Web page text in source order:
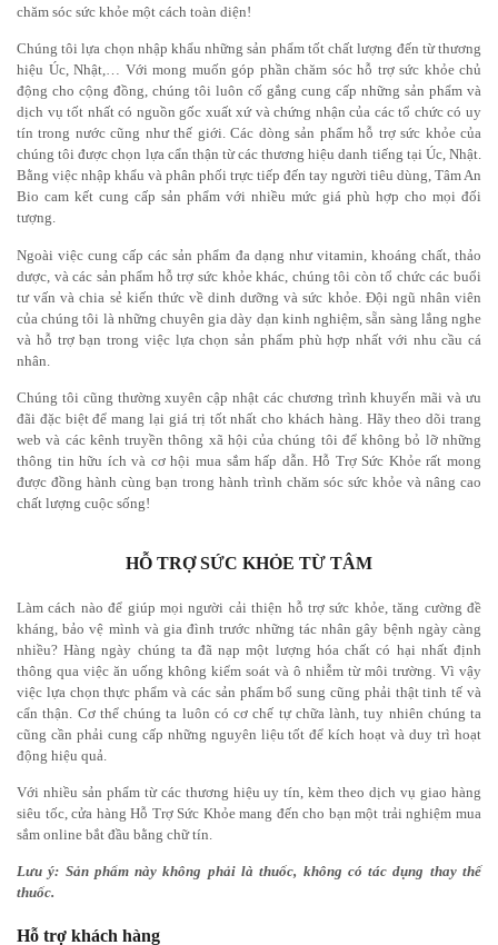
chăm sóc sức khỏe một cách toàn diện!
Chúng tôi lựa chọn nhập khẩu những sản phẩm tốt chất lượng đến từ thương
hiệu Úc, Nhật,… Với mong muốn góp phần chăm sóc hỗ trợ sức khỏe chủ
động cho cộng đồng, chúng tôi luôn cố gắng cung cấp những sản phẩm và
dịch vụ tốt nhất có nguồn gốc xuất xứ và chứng nhận của các tổ chức có uy
tín trong nước cũng như thế giới. Các dòng sản phẩm hỗ trợ sức khỏe của
chúng tôi được chọn lựa cẩn thận từ các thương hiệu danh tiếng tại Úc, Nhật.
Bằng việc nhập khẩu và phân phối trực tiếp đến tay người tiêu dùng, Tâm An
Bio cam kết cung cấp sản phẩm với nhiều mức giá phù hợp cho mọi đối
tượng.
Ngoài việc cung cấp các sản phẩm đa dạng như vitamin, khoáng chất, thảo
dược, và các sản phẩm hỗ trợ sức khỏe khác, chúng tôi còn tổ chức các buổi
tư vấn và chia sẻ kiến thức về dinh dưỡng và sức khỏe. Đội ngũ nhân viên
của chúng tôi là những chuyên gia dày dạn kinh nghiệm, sẵn sàng lắng nghe
và hỗ trợ bạn trong việc lựa chọn sản phẩm phù hợp nhất với nhu cầu cá
nhân.
Chúng tôi cũng thường xuyên cập nhật các chương trình khuyến mãi và ưu
đãi đặc biệt để mang lại giá trị tốt nhất cho khách hàng. Hãy theo dõi trang
web và các kênh truyền thông xã hội của chúng tôi để không bỏ lỡ những
thông tin hữu ích và cơ hội mua sắm hấp dẫn. Hỗ Trợ Sức Khỏe rất mong
được đồng hành cùng bạn trong hành trình chăm sóc sức khỏe và nâng cao
chất lượng cuộc sống!
HỖ TRỢ SỨC KHỎE TỪ TÂM
Làm cách nào để giúp mọi người cải thiện hỗ trợ sức khỏe, tăng cường đề
kháng, bảo vệ mình và gia đình trước những tác nhân gây bệnh ngày càng
nhiều? Hàng ngày chúng ta đã nạp một lượng hóa chất có hại nhất định
thông qua việc ăn uống không kiểm soát và ô nhiễm từ môi trường. Vì vậy
việc lựa chọn thực phẩm và các sản phẩm bổ sung cũng phải thật tinh tế và
cẩn thận. Cơ thể chúng ta luôn có cơ chế tự chữa lành, tuy nhiên chúng ta
cũng cần phải cung cấp những nguyên liệu tốt để kích hoạt và duy trì hoạt
động hiệu quả.
Với nhiều sản phẩm từ các thương hiệu uy tín, kèm theo dịch vụ giao hàng
siêu tốc, cửa hàng Hỗ Trợ Sức Khỏe mang đến cho bạn một trải nghiệm mua
sắm online bắt đầu bằng chữ tín.
Lưu ý: Sản phẩm này không phải là thuốc, không có tác dụng thay thế
thuốc.
Hỗ trợ khách hàng